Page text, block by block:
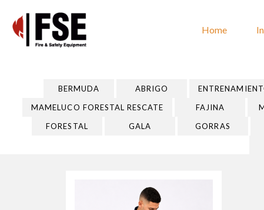
Home
BERMUDA ABRIGO
MAMELUCO FORESTAL RESCATE
FAJINA
FORESTAL
GALA GORRAS